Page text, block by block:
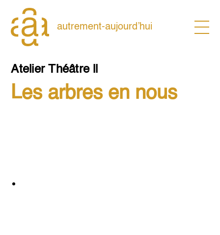
content
autrement-aujourd’hui
Atelier Théâtre ll
Les arbres en nous